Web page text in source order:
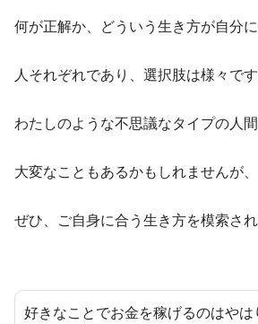
何が正解か、どういう生き方が自分に
人それぞれであり、選択肢は様々です
わたしのような不思議なタイプの人間
大変なこともあるかもしれませんが、
ぜひ、ご自身に合う生き方を模索さ
好きなことでお金を稼げるのはやは